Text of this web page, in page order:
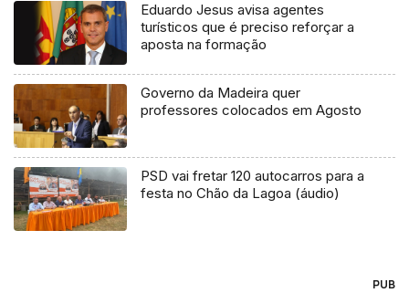
Eduardo Jesus avisa agentes
turísticos que é preciso reforçar a
aposta na formação
Governo da Madeira quer
professores colocados em Agosto
PSD vai fretar 120 autocarros para a
festa no Chão da Lagoa (áudio)
PUB